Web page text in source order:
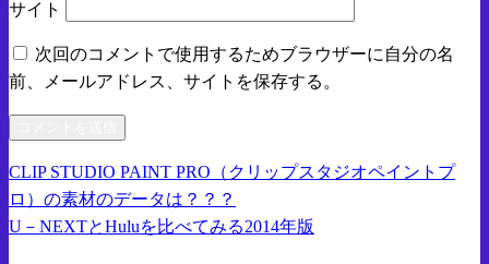
サイト
次回のコメントで使用するためブラウザーに自分の名
前、メールアドレス、サイトを保存する。
投
稿
前
の
投
CLIP STUDIO PAINT PRO（クリップスタジオペイントプ
ロ）の素材のデータは？？？
次
U－NEXTとHuluを比べてみる2014年版